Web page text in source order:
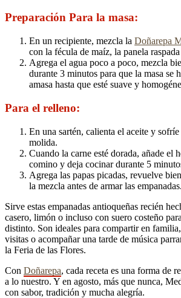
Preparación Para la masa:
En un recipiente, mezcla laDoñarepa
con la fécula de maíz, la panela
Agrega el agua poco a poco, mezcla
durante 3 minutos para que la masa se
amasa hasta que esté suave y
Para el relleno:
En una sartén, calienta el aceite y
molida.
Cuando la carne esté dorada, añade el
comino y deja cocinar durante 5
Agrega las papas picadas, revuelve
la mezcla antes de armar las empanadas.
Sirve estas empanadas antioqueñas recién
casero, limón o incluso con suero costeño
distinto. Son ideales para compartir en
visitas o acompañar una tarde de música
la Feria de las Flores.
ConDoñarepa, cada receta es una forma de
a lo nuestro. Y en agosto, más que nunca,
con sabor, tradición y mucha alegría.